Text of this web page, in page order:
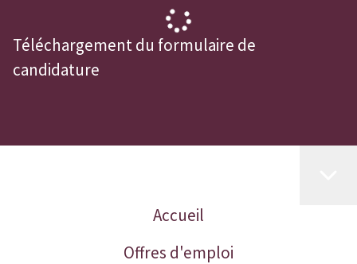
Téléchargement du formulaire de
candidature
Accueil
Offres d'emploi